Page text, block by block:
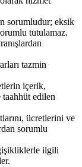
sorumludur; eksik
tutulamaz.
tazmin
içerik,
edilen
ücretlerini ve
sorumlu
ilgili